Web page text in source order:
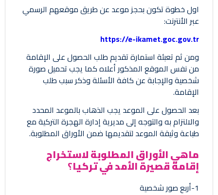
اول خطوة تكون بحجز موعد عن طريق موقعهم الرسمي
عبر الأنترنت:
https://e-ikamet.goc.gov.tr
ومن ثم تعبئة استمارة تقديم طلب الحصول على الإقامة
من نفس الموقع المذكور أعلاه كما يجب تحميل صورة
شخصية والإجابة عن كافة الأسئلة وذكر سبب طلب
الإقامة.
بعد الحصول على الموعد يجب الذهاب بالموعد المحدد
والالتزام به والتوجه إلى مديرية إدارة الهجرة التركية مع
طباعة وثيقة الموعد لتقديمها ضمن الأوراق المطلوبة.
ماهي الأوراق المطلوبة لاستخراج
إقامة قصيرة الأمد في تركيا؟
1-أربع صور شخصية